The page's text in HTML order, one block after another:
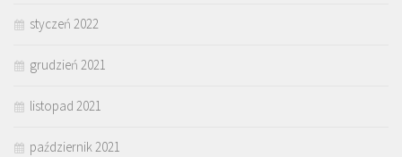
styczeń 2022
grudzień 2021
listopad 2021
październik 2021